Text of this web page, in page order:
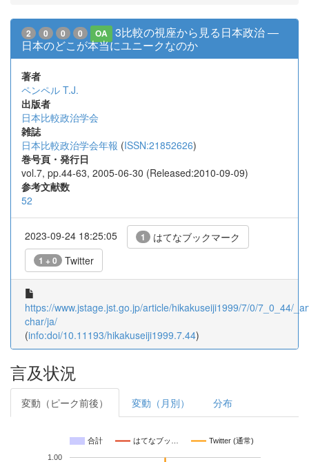
2 0 0 0 OA
3比較の視座から見る日本政治 ―
日本のどこが本当にユニークなのか
著者
ペンペル T.J.
出版者
日本比較政治学会
雑誌
日本比較政治学会年報 (ISSN:21852626)
巻号頁・発行日
vol.7, pp.44-63, 2005-06-30 (Released:2010-09-09)
参考文献数
52
2023-09-24 18:25:05 1 はてなブックマーク
1 + 0 Twitter
https://www.jstage.jst.go.jp/article/hikakuseiji1999/7/0/7_0_44/
char/ja/
(info:doi/10.11193/hikakuseiji1999.7.44)
言及状況
変動（ピーク前後） 変動（月別） 分布
合計 はてなブッ… Twitter (通常)
1.00